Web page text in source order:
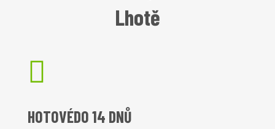
Lhotě

HOTOVÉDO 14 DNŮ